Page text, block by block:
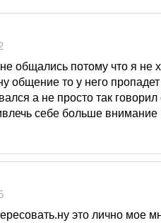
общались потому что я не
общение то у него
а не просто так
себе больше внимание
это лично мое